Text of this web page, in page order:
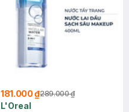
181.000 ₫289.000 ₫
L'Oreal